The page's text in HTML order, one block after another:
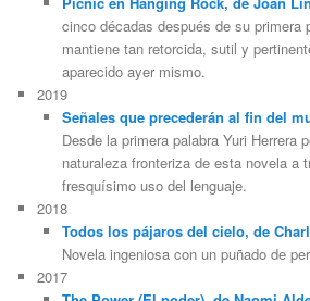
cinco décadas después de su primera
mantiene tan retorcida, sutil y
aparecido ayer mismo.
2019
Señales que precederán al fin del
Desde la primera palabra Yuri Herrera
naturaleza fronteriza de esta novela a
fresquísimo uso del lenguaje.
2018
Todos los pájaros del cielo, de
Novela ingeniosa con un puñado de
2017